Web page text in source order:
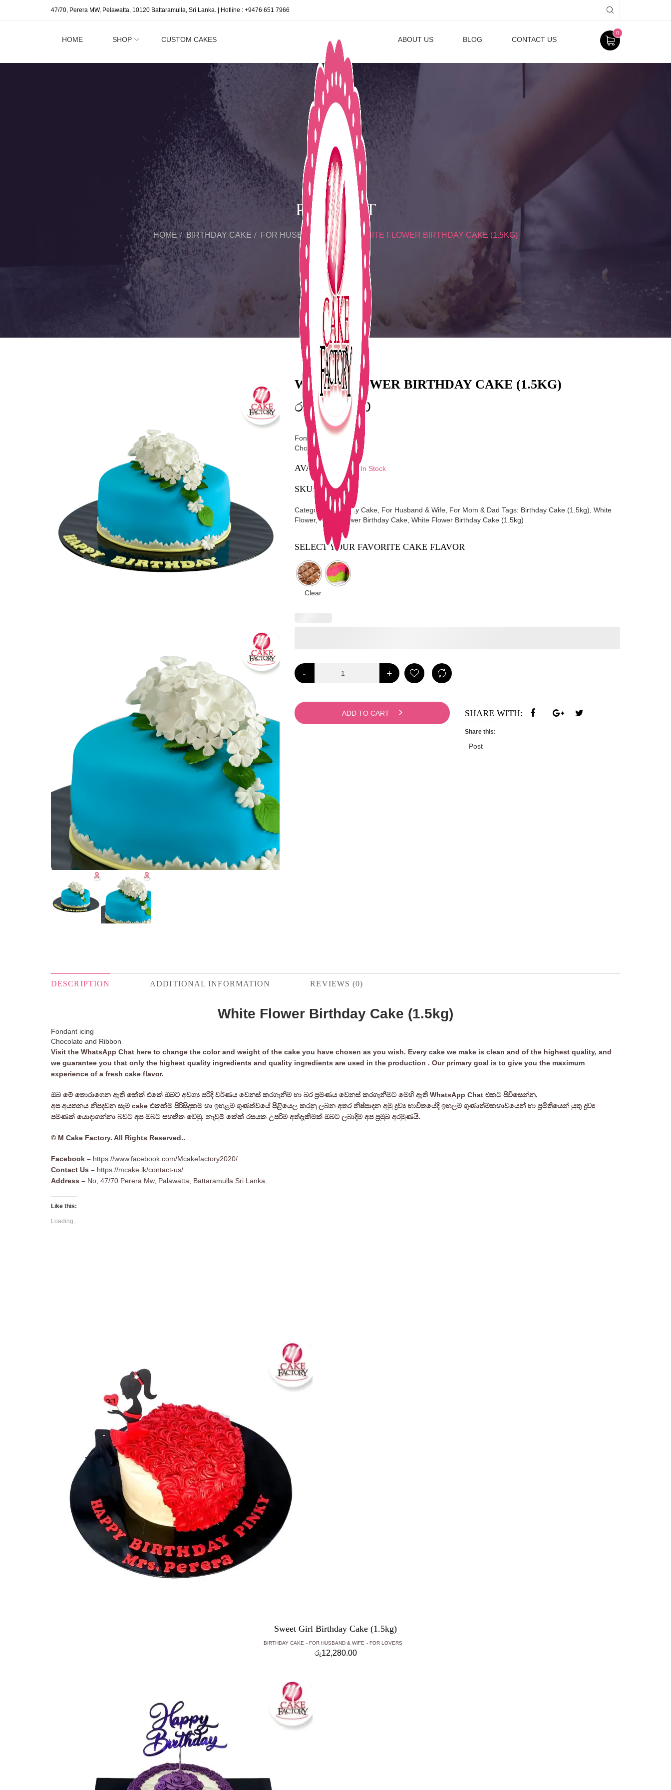
47/70, Perera MW, Pelawatta, 10120 Battaramulla, Sri Lanka. | Hotline : +9476 651 7966
HOME SHOP CUSTOM CAKES ABOUT US BLOG CONTACT US
0
PRODUCT
HOME BIRTHDAY CAKE FOR HUSBAND & WIFE WHITE FLOWER BIRTHDAY CAKE (1.5KG)
WHITE FLOWER BIRTHDAY CAKE (1.5KG)
රු 11,700.00
Fondant icing
Chocolate and Ribbon
AVAILABILITY:In Stock
SKU: 0086
Categories: Birthday Cake, For Husband & Wife, For Mom & Dad Tags: Birthday Cake (1.5kg) White
Flower,White Flower Birthday Cake, White Flower Birthday Cake (1.5kg)
SELECT YOUR FAVORITE CAKE FLAVOR
Clear
- +
ADD TO CART SHARE WITH:
Share this:
Post
DESCRIPTION ADDITIONAL INFORMATION REVIEWS (0)
White Flower Birthday Cake (1.5kg)
Fondant icing
Chocolate and Ribbon
Visit the WhatsApp Chat here to change the color and weight of the cake you have chosen as you wish. Every cake we make is clean and of the highest quality, and
we guarantee you that only the highest quality ingredients and quality ingredients are used in the production . Our primary goal is to give you the maximum
experience of a fresh cake flavor.
ඔබ මේ තොරාගෙන ඇති කේක් එකේ ඔබට අවශ්‍ය පරිදි වර්ණය වෙනස් කරගැනිම හා බර ප්‍රමණය වෙනස් කරගැනීමට මෙහි ඇති WhatsApp Chat එකට පිවිසෙන්න.
අප අයතනය නිපදවන සැම cake එකක්ම පිරිසිදුකම හා ඉහළම ගුණත්වයේ පිළියෙල කරනු ලබන අතර නිෂ්පාදන අමු ද්‍රව්‍ය භාවිතයේදි ඉහලම ගුණාත්මකභාවයෙන් හා ප්‍රමිතියෙන් යුතු ද්‍රව්‍ය
පමණක් යොදාගන්නා බවට අප ඔබට සහතික වෙමු. නැවුම් කේක් රසයක උපරිම අත්දැකිමක් ඔබට ලබාදිම අප ප්‍රමුඛ අරමුණයි.
© M Cake Factory. All Rights Reserved..
Facebook – https://www.facebook.com/Mcakefactory2020/
Contact Us – https://mcake.lk/contact-us/
Address – No, 47/70 Perera Mw, Palawatta, Battaramulla Sri Lanka.
Like this:
Loading...
Sweet Girl Birthday Cake (1.5kg)
BIRTHDAY CAKE FOR HUSBAND & WIFE FOR LOVERS
රු12,280.00